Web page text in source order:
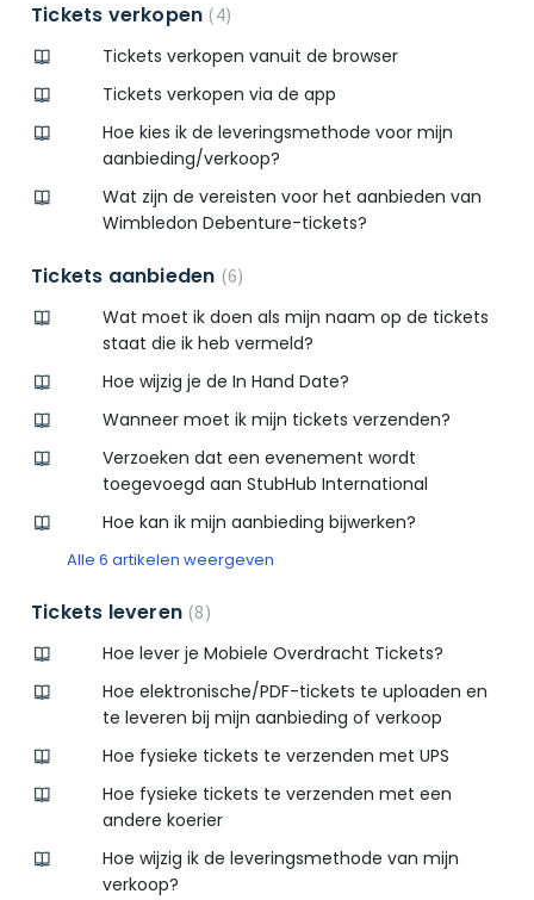
Tickets verkopen 4
Tickets verkopen vanuit de browser
Tickets verkopen via de app
Hoe kies ik de leveringsmethode voor mijn
aanbieding/verkoop?
Wat zijn de vereisten voor het aanbieden van
Wimbledon Debenture-tickets?
Tickets aanbieden 6
Wat moet ik doen als mijn naam op de tickets
staat die ik heb vermeld?
Hoe wijzig je de In Hand Date?
Wanneer moet ik mijn tickets verzenden?
Verzoeken dat een evenement wordt
toegevoegd aan StubHub International
Hoe kan ik mijn aanbieding bijwerken?
Alle 6 artikelen weergeven
Tickets leveren 8
Hoe lever je Mobiele Overdracht Tickets?
Hoe elektronische/PDF-tickets te uploaden en
te leveren bij mijn aanbieding of verkoop
Hoe fysieke tickets te verzenden met UPS
Hoe fysieke tickets te verzenden met een
andere koerier
Hoe wijzig ik de leveringsmethode van mijn
verkoop?